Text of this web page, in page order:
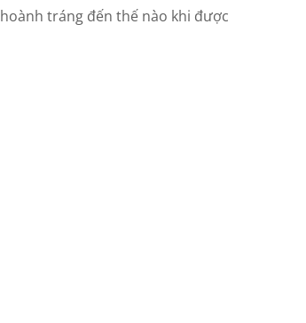
hoành tráng đến thế nào khi được